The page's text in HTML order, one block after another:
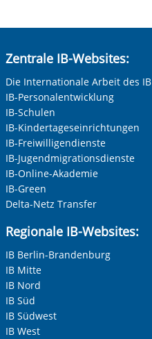
Zentrale IB-Websites:
Die Internationale Arbeit des IB
IB-Personalentwicklung
IB-Schulen
IB-Kindertageseinrichtungen
IB-Freiwilligendienste
IB-Jugendmigrationsdienste
IB-Online-Akademie
IB-Green
Delta-Netz Transfer
Regionale IB-Websites:
IB Berlin-Brandenburg
IB Mitte
IB Nord
IB Süd
IB Südwest
IB West